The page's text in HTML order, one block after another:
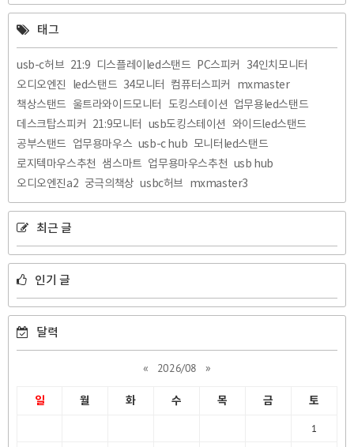
태그
usb-c허브 21:9 디스플레이led스탠드 PC스피커
34인치모니터
오디오엔진
led스탠드 34모니터 컴퓨터스피커
mxmaster
책상스탠드 울트라와이드모니터 도킹스테이션
업무용led스탠드
데스크탑스피커
21:9모니터 usb도킹스테이션
와이드led스탠드
공부스탠드
업무용마우스 usb-c hub 모니터led스탠드
로지텍마우스추천
샘스마트 업무용마우스추천 usb hub
오디오엔진a2 궁극의책상 usbc허브 mxmaster3
최근 글
인기 글
달력
« 2026/08 »
일 월 화 수 목 금 토
1